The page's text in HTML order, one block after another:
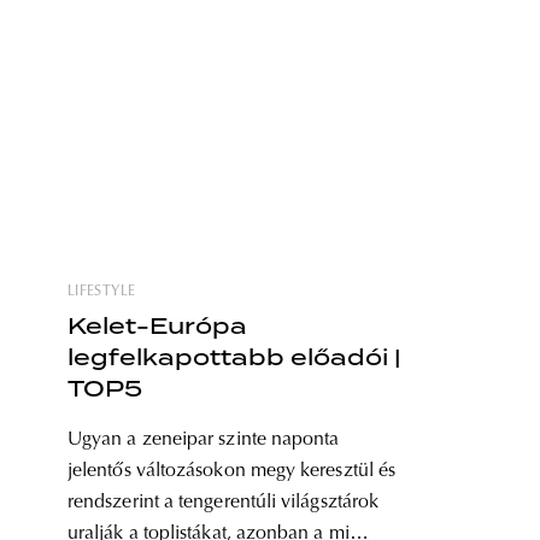
LIFESTYLE
Kelet-Európa
legfelkapottabb előadói |
TOP5
Ugyan a zeneipar szinte naponta
jelentős változásokon megy keresztül és
rendszerint a tengerentúli világsztárok
uralják a toplistákat, azonban a mi